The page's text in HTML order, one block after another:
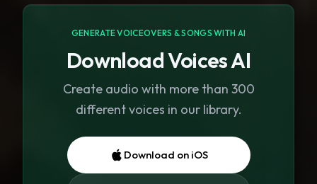
GENERATE VOICEOVERS & SONGS WITH AI
Download Voices AI
Create audio with more than 300
different voices in our library.
Download on iOS